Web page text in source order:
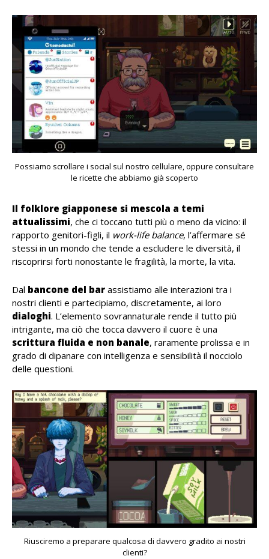
Possiamo scrollare i social sul nostro cellulare, oppure consultare
le ricette che abbiamo già scoperto
Il folklore giapponese si mescola a temi
attualissimi, che ci toccano tutti più o meno da vicino: il
rapporto genitori-figli, il work-life balance, l’affermare sé
stessi in un mondo che tende a escludere le diversità, il
riscoprirsi forti nonostante le fragilità, la morte, la vita.
Dal bancone del bar assistiamo alle interazioni tra i
nostri clienti e partecipiamo, discretamente, ai loro
dialoghi. L’elemento sovrannaturale rende il tutto più
intrigante, ma ciò che tocca davvero il cuore è una
scrittura fluida e non banale, raramente prolissa e in
grado di dipanare con intelligenza e sensibilità il nocciolo
delle questioni.
Riusciremo a preparare qualcosa di davvero gradito ai nostri
clienti?